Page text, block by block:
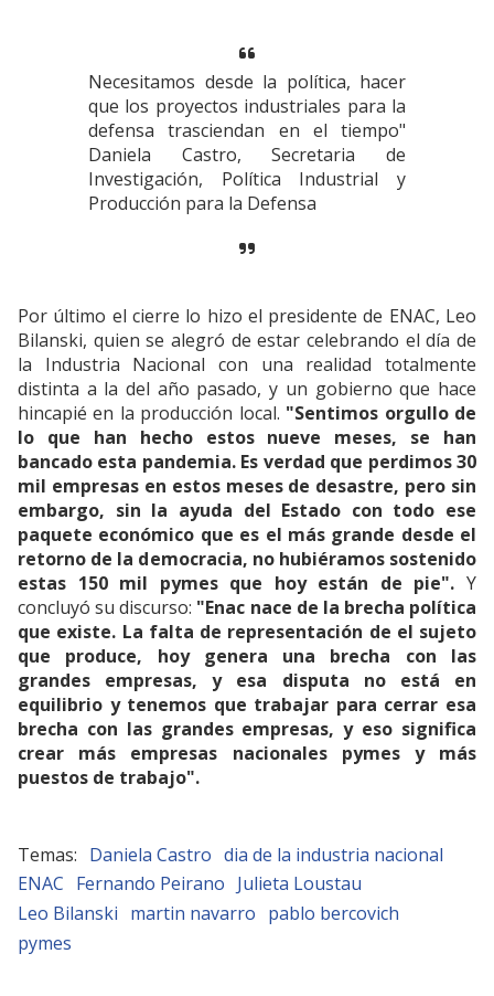
Necesitamos desde la política, hacer
que los proyectos industriales para la
defensa trasciendan en el tiempo"
Daniela Castro, Secretaria de
Investigación, Política Industrial y
Producción para la Defensa
Por último el cierre lo hizo el presidente de ENAC, Leo
Bilanski, quien se alegró de estar celebrando el día de
la Industria Nacional con una realidad totalmente
distinta a la del año pasado, y un gobierno que hace
hincapié en la producción local. "Sentimos orgullo de
lo que han hecho estos nueve meses, se han
bancado esta pandemia. Es verdad que perdimos 30
mil empresas en estos meses de desastre, pero sin
embargo, sin la ayuda del Estado con todo ese
paquete económico que es el más grande desde el
retorno de la democracia, no hubiéramos sostenido
estas 150 mil pymes que hoy están de pie". Y
concluyó su discurso: "Enac nace de la brecha política
que existe. La falta de representación de el sujeto
que produce, hoy genera una brecha con las
grandes empresas, y esa disputa no está en
equilibrio y tenemos que trabajar para cerrar esa
brecha con las grandes empresas, y eso significa
crear más empresas nacionales pymes y más
puestos de trabajo".
Daniela Castro dia de la industria nacional
ENAC Fernando Peirano Julieta Loustau
Leo Bilanski martin navarro pablo bercovich
pymes